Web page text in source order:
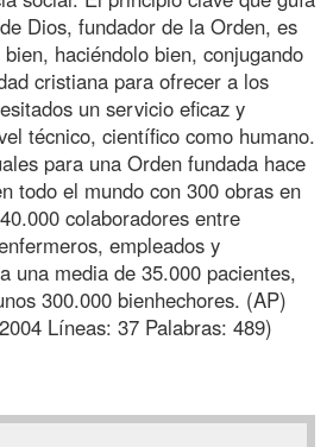
Dios, fundador de la Orden, es
haciéndolo bien, conjugando
cristiana para ofrecer a los
un servicio eficaz y
técnico, científico como humano.
para una Orden fundada hace
todo el mundo con 300 obras en
colaboradores entre
empleados y
una media de 35.000 pacientes,
300.000 bienhechores. (AP)
Líneas: 37 Palabras: 489)